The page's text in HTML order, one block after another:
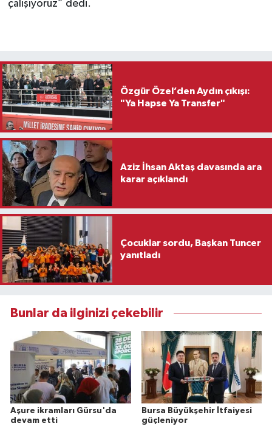
çalışıyoruz” dedi.
Özgür Özel’den Aydın çıkışı:
"Ya Hapse Ya Transfer"
Aziz İhsan Aktaş davasında ara
karar açıklandı
Çocuklar sordu, Başkan Tuncer
yanıtladı
Bunlar da ilginizi çekebilir
Aşure ikramları Gürsu'da
devam etti
Bursa Büyükşehir İtfaiyesi
güçleniyor